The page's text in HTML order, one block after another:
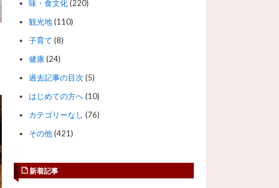
味・食文化(220)
観光地(110)
子育て (8)
健康(24)
過去記事の目次 (5)
はじめての方へ(10)
カテゴリーなし (76)
その他(421)
新着記事